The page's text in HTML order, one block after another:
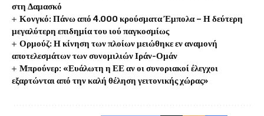
στη Δαμασκό
Κονγκό: Πάνω από 4.000 κρούσματα Έμπολα – Η δεύτερη
μεγαλύτερη επιδημία του ιού παγκοσμίως
Ορμούζ: Η κίνηση των πλοίων μειώθηκε εν αναμονή
αποτελεσμάτων των συνομιλιών Ιράν-Ομάν
Μπρούνερ: «Ευάλωτη η ΕΕ αν οι συνοριακοί έλεγχοι
εξαρτώνται από την καλή θέληση γειτονικής χώρας»